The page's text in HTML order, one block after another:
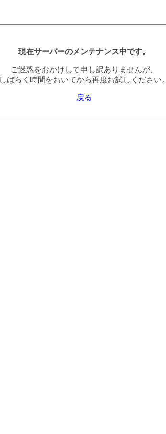
現在サーバーのメンテナンス中です。
ご迷惑をおかけして申し訳ありませんが、
しばらく時間をおいてから再度お試しください。
戻る